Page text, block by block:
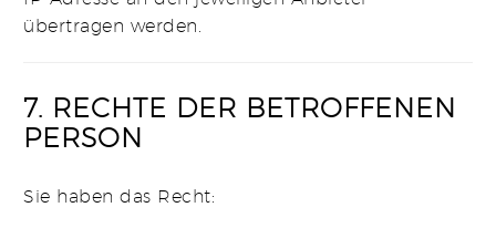
übertragen werden.
7. RECHTE DER BETROFFENEN
PERSON
Sie haben das Recht: